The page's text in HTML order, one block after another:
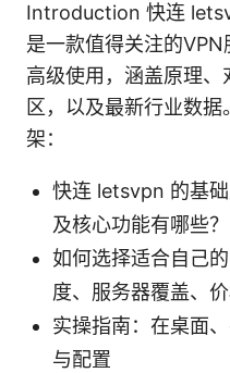
Introduction 快连
是一款值得关注的VPN
高级使用，涵盖原理
区，以及最新行业数
架：
快连 letsvpn 的基
及核心功能有哪些？
如何选择适合自己
度、服务器覆盖、
实操指南：在桌面
与配置